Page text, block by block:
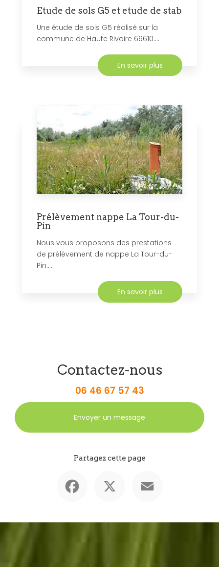
Etude de sols G5 et etude de stab
Une étude de sols G5 réalisé sur la
commune de Haute Rivoire 69610....
En savoir plus
Prélèvement nappe La Tour-du-
Pin
Nous vous proposons des prestations
de prélèvement de nappe La Tour-du-
Pin....
En savoir plus
Contactez-nous
06 46 67 57 43
Envoyer un message
Partagez cette page